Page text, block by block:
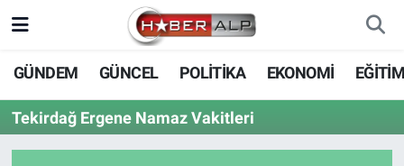
GÜNDEM GÜNCEL POLİTİKA EKONOMİ
Tekirdağ Ergene Namaz Vakitleri
Nöbetçi Eczaneler
Hava Durumu